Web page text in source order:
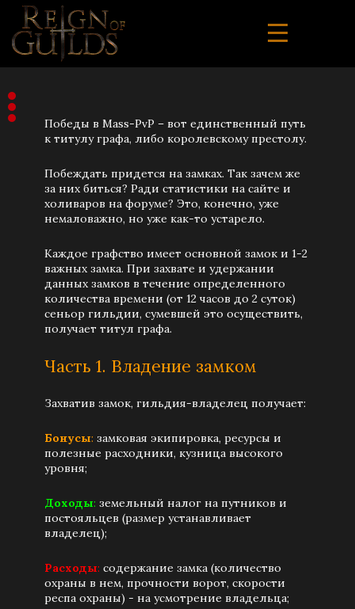
Победы в Mass-PvP – вот единственный путь
к титулу графа, либо королевскому престолу.
Побеждать придется на замках. Так зачем же
за них биться? Ради статистики на сайте и
холиваров на форуме? Это, конечно, уже
немаловажно, но уже как-то устарело.
Каждое графство имеет основной замок и 1-2
важных замка. При захвате и удержании
данных замков в течение определенного
количества времени (от 12 часов до 2 суток)
сеньор гильдии, сумевшей это осуществить,
получает титул графа.
Часть 1. Владение замком
Захватив замок, гильдия-владелец получает:
Бонусы: замковая экипировка, ресурсы и
полезные расходники, кузница высокого
уровня;
Доходы: земельный налог на путников и
постояльцев (размер устанавливает
владелец);
Расходы: содержание замка (количество
охраны в нем, прочности ворот, скорости
респа охраны) - на усмотрение владельца;